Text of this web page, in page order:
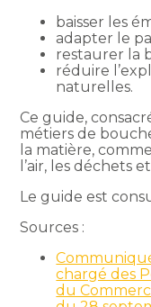
baisser les
adapter le
restaurer la
réduire
naturelles.
Ce guide,
métiers de
la matière,
l’air, les déchets
Le guide est
Sources :
chargé des
du